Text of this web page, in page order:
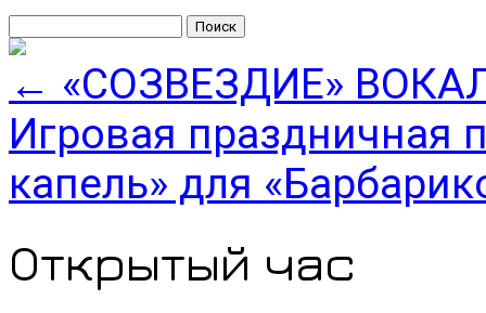
← «СОЗВЕЗДИЕ»
Игровая праздничная
капель» для
Открытый час